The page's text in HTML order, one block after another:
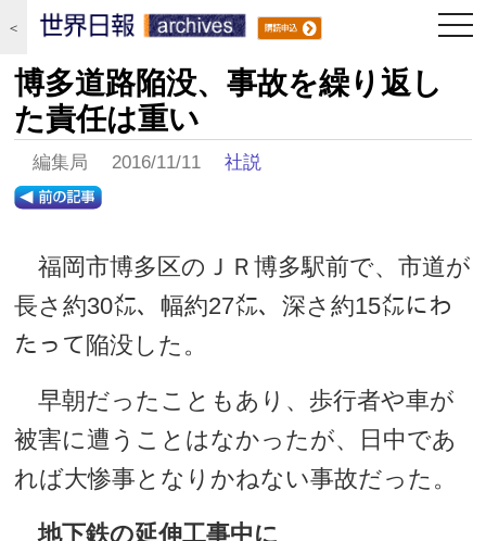
＜
博多道路陥没、事故を繰り返し
た責任は重い
編集局 2016/11/11社説
福岡市博多区のＪＲ博多駅前で、市道が
長さ約30㍍、幅約27㍍、深さ約15㍍にわ
たって陥没した。
早朝だったこともあり、歩行者や車が
被害に遭うことはなかったが、日中であ
れば大惨事となりかねない事故だった。
地下鉄の延伸工事中に